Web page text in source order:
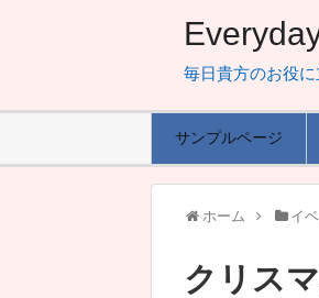
毎日貴方のお役
サンプルページ
ホーム イ
クリス